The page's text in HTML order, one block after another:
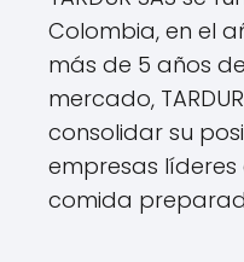
Colombia, en el
más de 5 años
mercado,
consolidar su
empresas
comida